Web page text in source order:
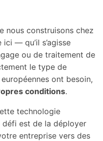
nous construisons chez
— qu’il s’agisse
ou de traitement de
le type de
ont besoin,
conditions.
technologie
est de la déployer
entreprise vers des